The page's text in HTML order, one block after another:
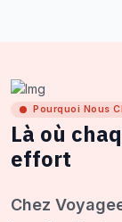
Pourquoi Nous
Là où
effort
Chez